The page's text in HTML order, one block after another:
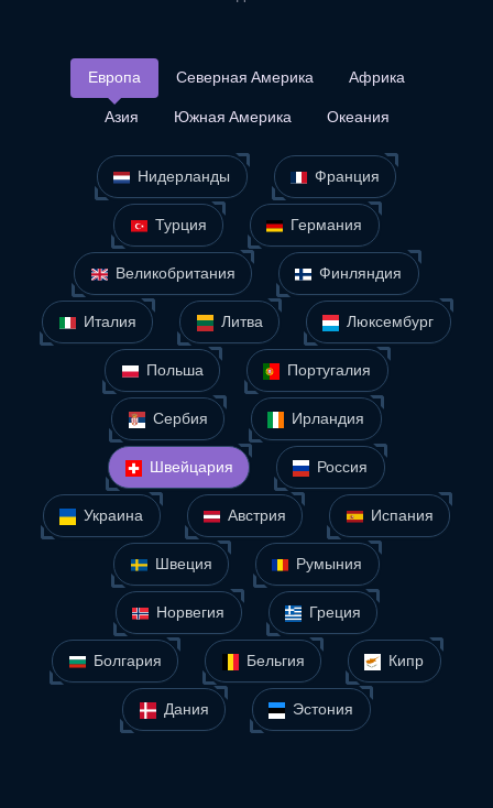
Европа Северная Америка
Африка
Азия
Южная Америка Океания
Нидерланды
Франция
Турция
Германия
Великобритания
Финляндия
Италия
Литва
Люксембург
Польша
Португалия
Сербия
Ирландия
Швейцария
Россия
Украина
Австрия
Испания
Швеция
Румыния
Норвегия
Греция
Болгария
Бельгия
Кипр
Дания
Эстония